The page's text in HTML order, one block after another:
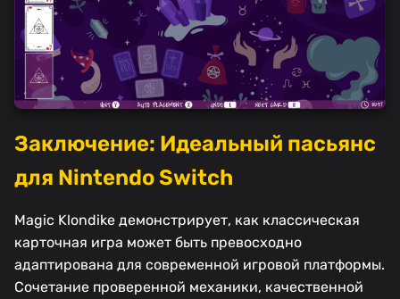
Заключение: Идеальный пасьянс
для Nintendo Switch
Magic Klondike демонстрирует, как классическая
карточная игра может быть превосходно
адаптирована для современной игровой платформы.
Сочетание проверенной механики, качественной